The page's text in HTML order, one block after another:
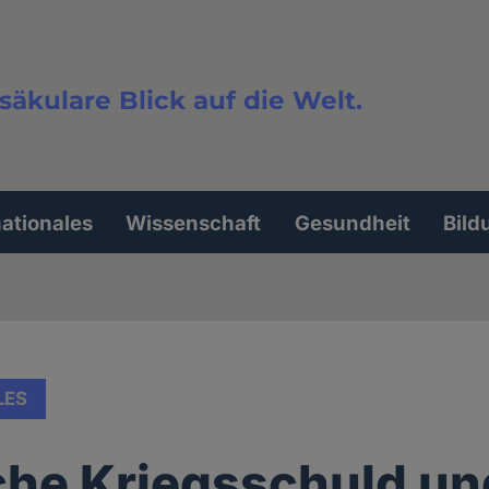
Blick auf die Welt.
Wissenschaft Gesundheit